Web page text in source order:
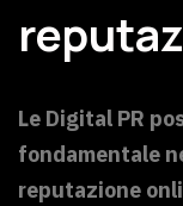
Le Digital PR
fondamentale
reputazione